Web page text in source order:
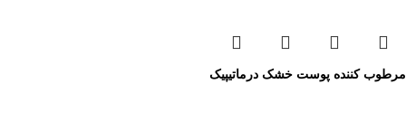
مرطوب کننده پوست خشک درماتیپیک